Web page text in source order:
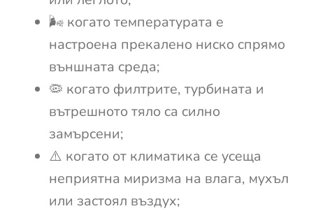
🌬️ когато температурата е
настроена прекалено ниско спрямо
външната среда;
🦠 когато филтрите, турбината и
вътрешното тяло са силно
замърсени;
⚠️ когато от климатика се усеща
неприятна миризма на влага, мухъл
или застоял въздух;